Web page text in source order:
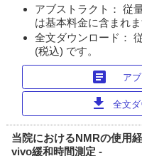
アブストラクト： 従
は基本料金に含まれま
全文ダウンロード：
(税込) です。
article ア
download 全文
当院におけるNMRの使用
vivo緩和時間測定 -